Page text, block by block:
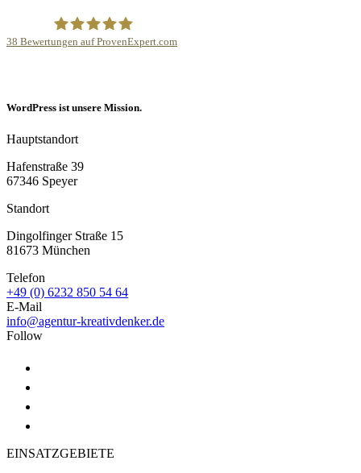
38 Bewertungen auf ProvenExpert.com
WordPress ist unsere Mission.
Hauptstandort
Hafenstraße 39
67346 Speyer
Standort
Dingolfinger Straße 15
81673 München
Telefon
+49 (0) 6232 850 54 64
E-Mail
info@agentur-kreativdenker.de
Follow
EINSATZGEBIETE